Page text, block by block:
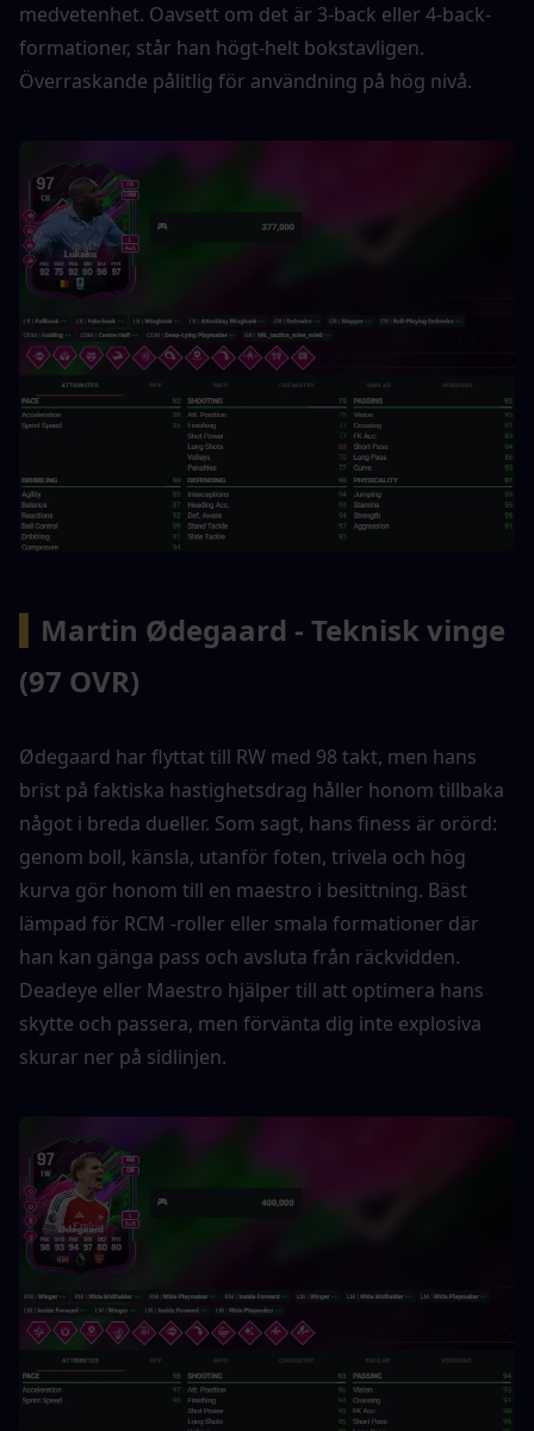
medvetenhet. Oavsett om det är 3-back eller 4-back-
formationer, står han högt-helt bokstavligen.
Överraskande pålitlig för användning på hög nivå.
Martin Ødegaard - Teknisk vinge
(97 OVR)
Ødegaard har flyttat till RW med 98 takt, men hans
brist på faktiska hastighetsdrag håller honom tillbaka
något i breda dueller. Som sagt, hans finess är orörd:
genom boll, känsla, utanför foten, trivela och hög
kurva gör honom till en maestro i besittning. Bäst
lämpad för RCM -roller eller smala formationer där
han kan gänga pass och avsluta från räckvidden.
Deadeye eller Maestro hjälper till att optimera hans
skytte och passera, men förvänta dig inte explosiva
skurar ner på sidlinjen.